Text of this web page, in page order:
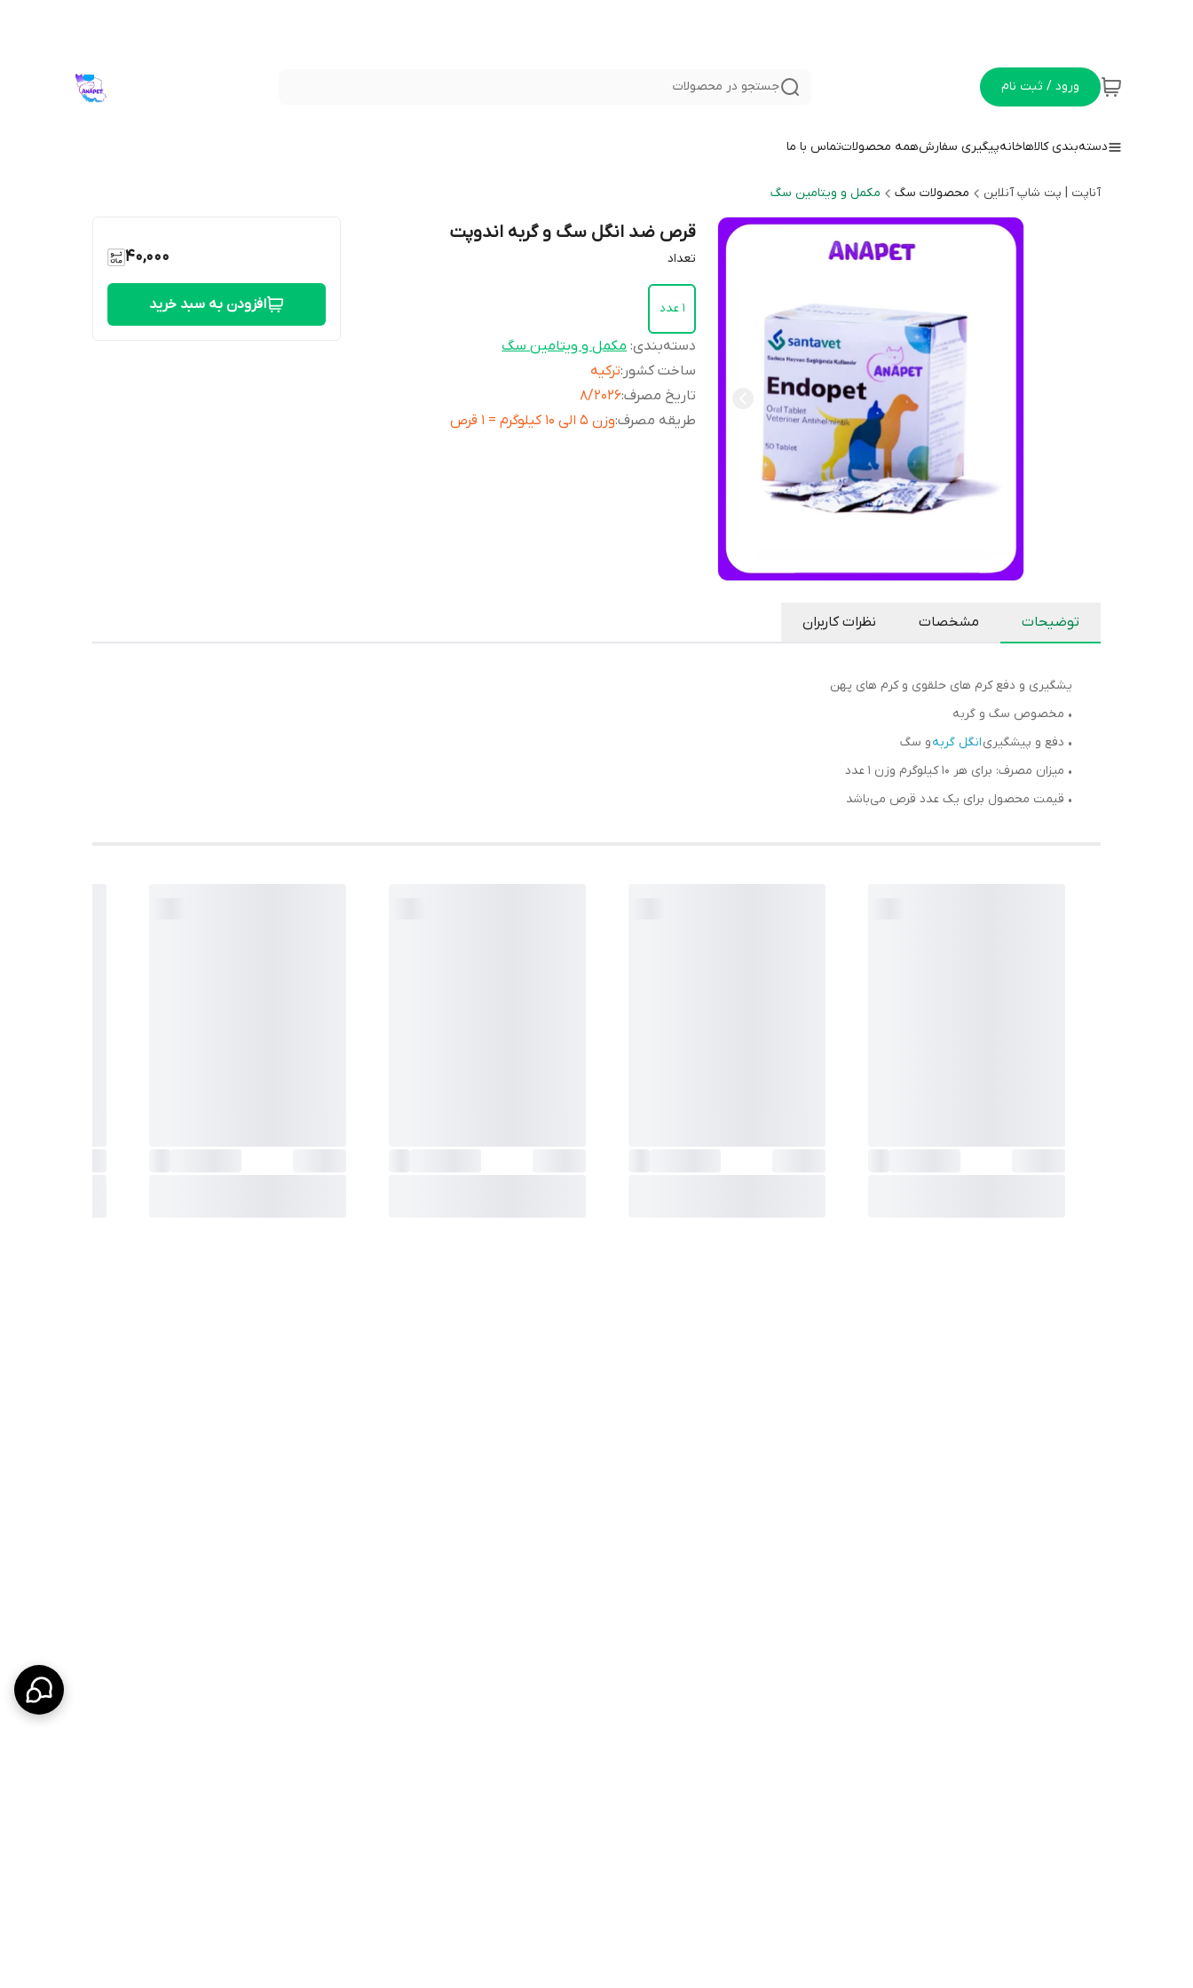
ورود / ثبت نام جستجو در محصولات
دسته‌بندی کالاهاخانهپیگیری سفارشهمه محصولاتتماس با ما
آناپت | پت شاپ آنلاین محصولات سگ مکمل و ویتامین سگ
قرص ضد انگل سگ و گربه اندوپت
تعداد
1 عدد
دسته‌بندی:مکمل و ویتامین سگ
ساخت کشور :ترکیه
تاریخ مصرف:
8/2026
طریقه مصرف:وزن 5 الی 10 کیلوگرم = 1 قرص
40,000
افزودن به سبد خرید
توضیحات مشخصات نظرات کاربران
یشگیری و دفع کرم های حلقوی و کرم های پهن
• مخصوص سگ و گربه
• دفع و پیشگیریانگل گربهو سگ
• میزان مصرف: برای هر 10 کیلوگرم وزن 1 عدد
• قیمت محصول برای یک عدد قرص می‌باشد